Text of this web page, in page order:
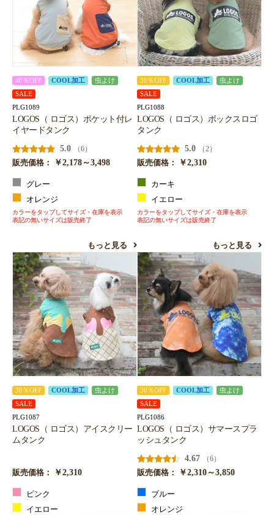
40％OFF COOL加工
虫よけ
SALE
PLG1089
LOGOS（ ロゴス）ポケット付レ
イヤードタンク
5.0
（6）
販売価格：
￥2,178～3,498
グレー
オレンジ
カラーをタップしてサイズ・在庫を表示
表記の無いサイズは販売終了
もっと見る
30％OFF COOL加工
虫よけ
SALE
PLG1088
LOGOS（ ロゴス）ボックスロゴ
タンク
5.0
（2）
販売価格：
￥2,310
カーキ
イエロー
カラーをタップしてサイズ・在庫を表示
表記の無いサイズは販売終了
もっと見る
30％OFF COOL加工
虫よけ
SALE
PLG1087
LOGOS（ ロゴス）アイスクリー
ムタンク
販売価格： ￥2,310
ピンク
イエロー
30％OFF COOL加工
虫よけ
SALE
PLG1086
LOGOS（ ロゴス）サマースプラ
ッシュタンク
4.67
（6）
販売価格：
￥2,310～3,850
ブルー
オレンジ